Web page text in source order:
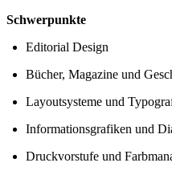
Schwerpunkte
Editorial Design
Bücher, Magazine und
Layoutsysteme und
Informationsgrafiken und
Druckvorstufe und